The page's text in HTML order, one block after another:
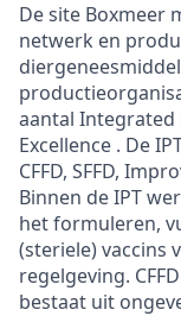
De site Boxmeer
netwerk en
aantal Integrated
Excellence . De
CFFD, SFFD,
Binnen de IPT
het formuleren,
(steriele) vaccins
regelgeving.
bestaat uit